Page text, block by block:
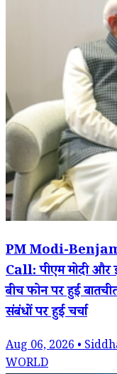
PM Modi-
Call: पीएम मोदी और
बीच फोन पर हुई
संबंधों पर हुई चर्चा
Aug 06, 2026 •
WORLD